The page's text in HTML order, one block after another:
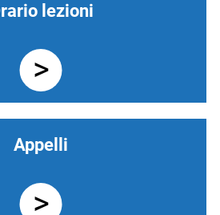
lezioni
Appelli